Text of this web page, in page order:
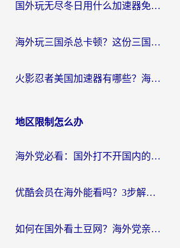
国外玩无尽冬日用什么加速器免费？海外党国服游戏加速避坑指南
海外玩三国杀总卡顿？这份三国杀游戏加速器指南帮你告别延迟烦恼
火影忍者美国加速器有哪些？海外党亲测的国服游戏加速全攻略（含菲律宾玩三国之刃守望黎明技巧）
地区限制怎么办
海外党必看：国外打不开国内的app怎么办？3步解决你的乡愁
优酷会员在海外能看吗？3步解决海外追剧难题，附实测好用加速器推荐
如何在国外看土豆网？海外党亲测有效的追剧加速器选择指南